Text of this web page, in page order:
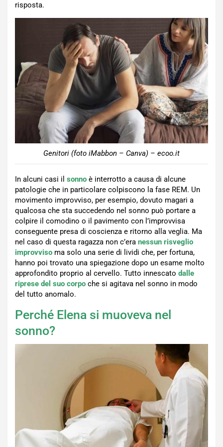
risposta.
Genitori (foto iMabbon – Canva) – ecoo.it
In alcuni casi il sonno è interrotto a causa di alcune
patologie che in particolare colpiscono la fase REM. Un
movimento improvviso, per esempio, dovuto magari a
qualcosa che sta succedendo nel sonno può portare a
colpire il comodino o il pavimento con l’improvvisa
conseguente presa di coscienza e ritorno alla veglia. Ma
nel caso di questa ragazza non c’era nessun risveglio
improvviso ma solo una serie di lividi che, per fortuna,
hanno poi trovato una spiegazione dopo un esame molto
approfondito proprio al cervello. Tutto innescato dalle
riprese del suo corpo che si agitava nel sonno in modo
del tutto anomalo.
Perché Elena si muoveva nel
sonno?